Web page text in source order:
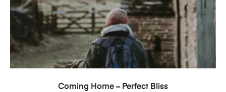
ADD TO CART
Coming Home – Perfect Bliss